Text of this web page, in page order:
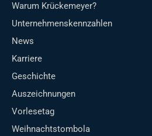
Warum Krückemeyer?
Unternehmenskennzahlen
News
Karriere
Geschichte
Auszeichnungen
Vorlesetag
Weihnachtstombola